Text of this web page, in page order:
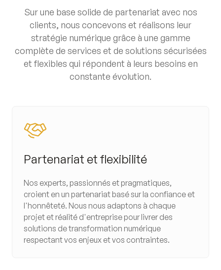
Sur une base solide de partenariat avec nos
clients, nous concevons et réalisons leur
stratégie numérique grâce à une gamme
complète de services et de solutions sécurisées
et flexibles qui répondent à leurs besoins en
constante évolution.
Partenariat et flexibilité
Nos experts, passionnés et pragmatiques,
croient en un partenariat basé sur la confiance et
l'honnêteté. Nous nous adaptons à chaque
projet et réalité d'entreprise pour livrer des
solutions de transformation numérique
respectant vos enjeux et vos contraintes.